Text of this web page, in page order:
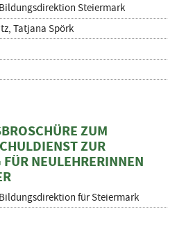
Bildungsdirektion Steiermark
Tatjana Spörk
ZUM
ZUR
NEULEHRERINNEN
Bildungsdirektion für Steiermark